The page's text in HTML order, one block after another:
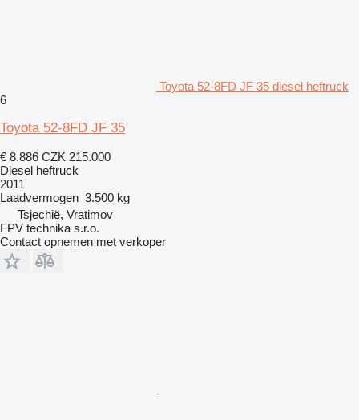
Toyota 52-8FD JF 35 diesel heftruck
6
Toyota 52-8FD JF 35
€ 8.886 CZK 215.000
Diesel heftruck
2011
Laadvermogen 3.500 kg
Tsjechië, Vratimov
FPV technika s.r.o.
Contact opnemen met verkoper